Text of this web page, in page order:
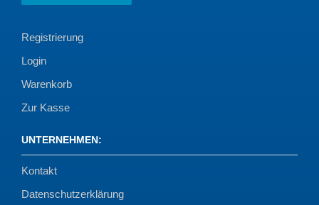
Registrierung
Login
Warenkorb
Zur Kasse
UNTERNEHMEN:
Kontakt
Datenschutzerklärung